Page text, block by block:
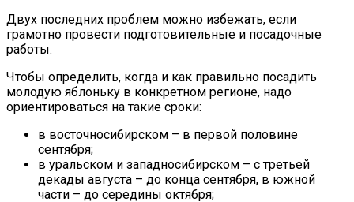
Двух последних проблем можно избежать, если
грамотно провести подготовительные и посадочные
работы.
Чтобы определить, когда и как правильно посадить
молодую яблоньку в конкретном регионе, надо
ориентироваться на такие сроки:
в восточносибирском – в первой половине
сентября;
в уральском и западносибирском – с третьей
декады августа – до конца сентября, в южной
части – до середины октября;